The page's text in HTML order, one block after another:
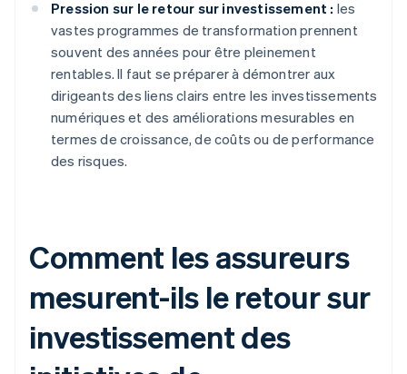
Pression sur le retour sur investissement : les
vastes programmes de transformation prennent
souvent des années pour être pleinement
rentables. Il faut se préparer à démontrer aux
dirigeants des liens clairs entre les investissements
numériques et des améliorations mesurables en
termes de croissance, de coûts ou de performance
des risques.
Comment les assureurs
mesurent-ils le retour sur
investissement des